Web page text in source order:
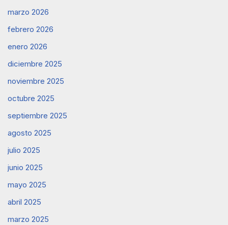
marzo 2026
febrero 2026
enero 2026
diciembre 2025
noviembre 2025
octubre 2025
septiembre 2025
agosto 2025
julio 2025
junio 2025
mayo 2025
abril 2025
marzo 2025